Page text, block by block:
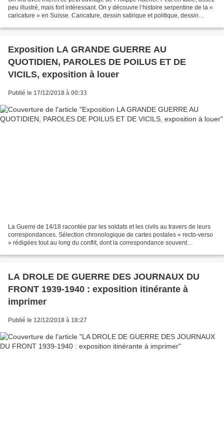
peu illustré, mais fort intéressant. On y découvre l’histoire serpentine de la «
caricature » en Suisse. Caricature, dessin satirique et politique, dessin
Exposition LA GRANDE GUERRE AU
QUOTIDIEN, PAROLES DE POILUS ET DE
VICILS, exposition à louer
Publié le 17/12/2018 à 00:33
La Guerre de 14/18 racontée par les soldats et les civils au travers de leurs
correspondances. Sélection chronologique de cartes postales « recto-verso
» rédigées tout au long du conflit, dont la correspondance souvent
LA DROLE DE GUERRE DES JOURNAUX DU
FRONT 1939-1940 : exposition itinérante à
imprimer
Publié le 12/12/2018 à 18:27